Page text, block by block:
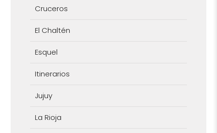
Cruceros
El Chaltén
Esquel
Itinerarios
Jujuy
La Rioja